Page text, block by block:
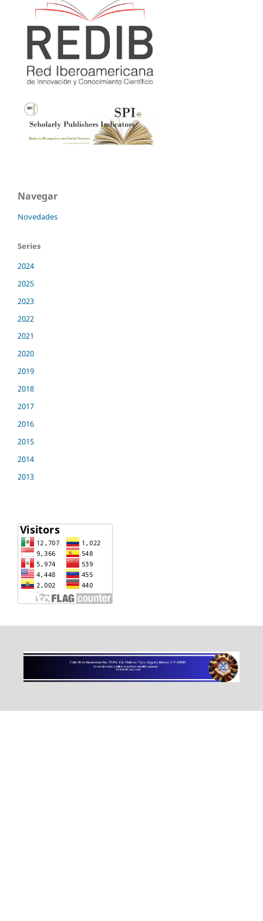
Navegar
Novedades
Series
2024
2025
2023
2022
2021
2020
2019
2018
2017
2016
2015
2014
2013